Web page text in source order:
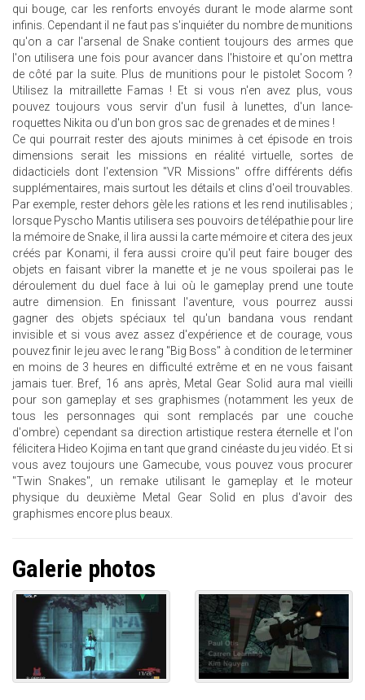
qui bouge, car les renforts envoyés durant le mode alarme sont
infinis. Cependant il ne faut pas s'inquiéter du nombre de munitions
qu'on a car l'arsenal de Snake contient toujours des armes que
l'on utilisera une fois pour avancer dans l'histoire et qu'on mettra
de côté par la suite. Plus de munitions pour le pistolet Socom ?
Utilisez la mitraillette Famas ! Et si vous n'en avez plus, vous
pouvez toujours vous servir d'un fusil à lunettes, d'un lance-
roquettes Nikita ou d'un bon gros sac de grenades et de mines !
Ce qui pourrait rester des ajouts minimes à cet épisode en trois
dimensions serait les missions en réalité virtuelle, sortes de
didacticiels dont l'extension "VR Missions" offre différents défis
supplémentaires, mais surtout les détails et clins d'oeil trouvables.
Par exemple, rester dehors gèle les rations et les rend inutilisables ;
lorsque Pyscho Mantis utilisera ses pouvoirs de télépathie pour lire
la mémoire de Snake, il lira aussi la carte mémoire et citera des jeux
créés par Konami, il fera aussi croire qu'il peut faire bouger des
objets en faisant vibrer la manette et je ne vous spoilerai pas le
déroulement du duel face à lui où le gameplay prend une toute
autre dimension. En finissant l'aventure, vous pourrez aussi
gagner des objets spéciaux tel qu'un bandana vous rendant
invisible et si vous avez assez d'expérience et de courage, vous
pouvez finir le jeu avec le rang "Big Boss" à condition de le terminer
en moins de 3 heures en difficulté extrême et en ne vous faisant
jamais tuer. Bref, 16 ans après, Metal Gear Solid aura mal vieilli
pour son gameplay et ses graphismes (notamment les yeux de
tous les personnages qui sont remplacés par une couche
d'ombre) cependant sa direction artistique restera éternelle et l'on
félicitera Hideo Kojima en tant que grand cinéaste du jeu vidéo. Et si
vous avez toujours une Gamecube, vous pouvez vous procurer
"Twin Snakes", un remake utilisant le gameplay et le moteur
physique du deuxième Metal Gear Solid en plus d'avoir des
graphismes encore plus beaux.
Galerie photos